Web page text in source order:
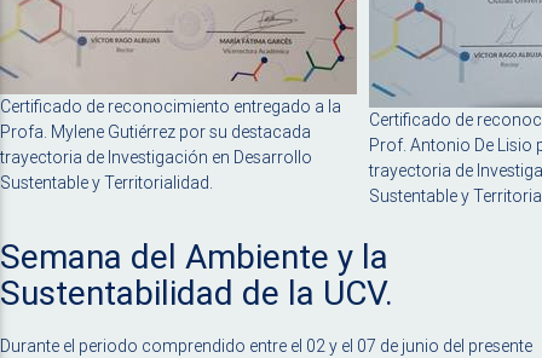
Certificado de reconocimiento entregado a la
Profa. Mylene Gutiérrez por su destacada
trayectoria de Investigación en Desarrollo
Sustentable y Territorialidad.
Certificado de
Prof. Antonio De Lisio
trayectoria de
Sustentable y
Semana del Ambiente y la
Sustentabilidad de la UCV.
Durante el periodo comprendido entre el 02 y el 07 de junio del presente